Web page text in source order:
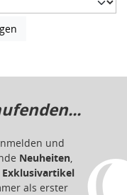
und
Neuheiten,
Exklusivartikel
als erster